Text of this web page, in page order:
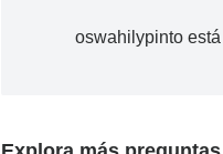
oswahilypinto